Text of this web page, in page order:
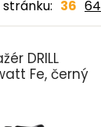
36 64
DRILL
Fe, černý